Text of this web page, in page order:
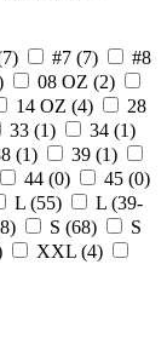
#7 (7)
#8
08 OZ (2)
14 OZ (4)
28
33 (1)
34 (1)
(1)
39 (1)
44 (0)
45 (0)
L (55)
L (39-
S (68)
S
XXL (4)